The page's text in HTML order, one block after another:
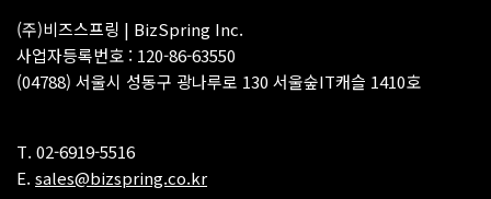
(주)비즈스프링 | BizSpring Inc.
사업자등록번호 : 120-86-63550
(04788) 서울시 성동구 광나루로 130 서울숲IT캐슬 1410호
T. 02-6919-5516
E. sales@bizspring.co.kr